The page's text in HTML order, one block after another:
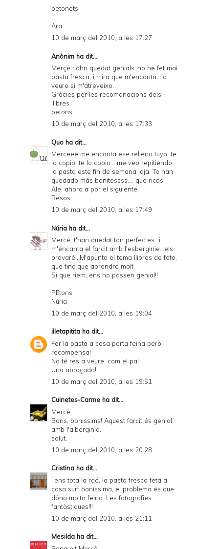
petonets
Ara.
10 de març del 2010, a les 17:27
Anònim ha dit...
Merçè t'ahn quedat genials..no he fet mai
pasta fresca, i mira que m'encanta... a
veure si m'atreveixo.
Gràcies per les recomanacions dels
llibres.
petons
10 de març del 2010, a les 17:33
Quo ha dit...
Merceee me encanta ese relleno tuyo, te
lo copio, te lo copio... me veo repitiendo
la pasta este fin de semana jaja. Te han
quedado más bonitossss.... que ricos.
Ale, ahora a por el siguiente.
Besos
10 de març del 2010, a les 17:49
Núria ha dit...
Mercé, t'han quedat tan perfectes...i
m'encanta el farcit amb l'esberginie...els
provaré...M'apunto el tema llibres de foto,
que tinc que aprendre molt.
Si que riem, ens ho passen genial!!
PEtons
Núria
10 de març del 2010, a les 19:04
illetapitita ha dit...
Fer la pasta a casa porta feina però
recompensa!
No té res a veure, com el pa!
Una abraçada!
10 de març del 2010, a les 19:51
Cuinetes-Carme ha dit...
Mercè,
Bons, bonissims! Aquest farcit és genial
amb l'alberginia.
salut,
10 de març del 2010, a les 20:28
Cristina ha dit...
Tens tota la raó, la pasta fresca feta a
casa surt boníssima, el problema és que
dóna molta feina. Les fotografies
fantàstiques!!!
10 de març del 2010, a les 21:11
Mesilda ha dit...